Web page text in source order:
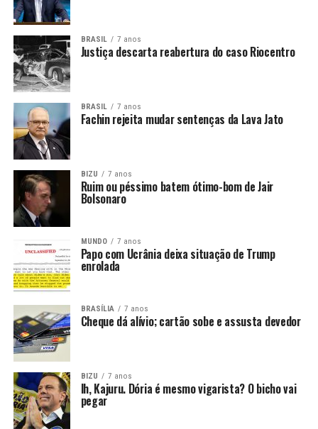
BRASIL 7 anos
Justiça descarta reabertura do caso Riocentro
BRASIL 7 anos
Fachin rejeita mudar sentenças da Lava Jato
BIZU 7 anos
Ruim ou péssimo batem ótimo-bom de Jair
Bolsonaro
MUNDO 7 anos
Papo com Ucrânia deixa situação de Trump
enrolada
BRASÍLIA 7 anos
Cheque dá alívio; cartão sobe e assusta devedor
BIZU 7 anos
Ih, Kajuru. Dória é mesmo vigarista? O bicho vai
pegar